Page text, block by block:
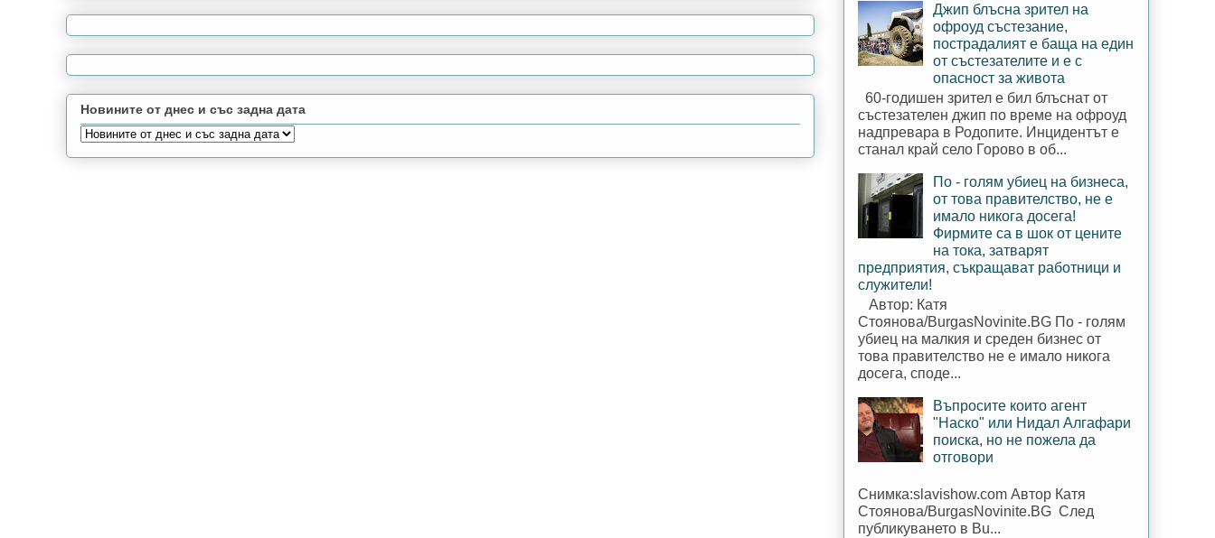
Новините от днес и със задна дата
Джип блъсна зрител на
офроуд състезание,
пострадалият е баща на един
от състезателите и е с
опасност за живота
60-годишен зрител е бил блъснат от
състезателен джип по време на офроуд
надпревара в Родопите. Инцидентът е
станал край село Горово в об...
По - голям убиец на бизнеса,
от това правителство, не е
имало никога досега!
Фирмите са в шок от цените
на тока, затварят
предприятия, съкращават работници и
служители!
Автор: Катя
Стоянова/BurgasNovinite.BG По - голям
убиец на малкия и среден бизнес от
това правителство не е имало никога
досега, споде...
Въпросите които агент
"Наско" или Нидал Алгафари
поиска, но не пожела да
отговори
Снимка:slavishow.com Автор Катя
Стоянова/BurgasNovinite.BG След
публикуването в Bu...